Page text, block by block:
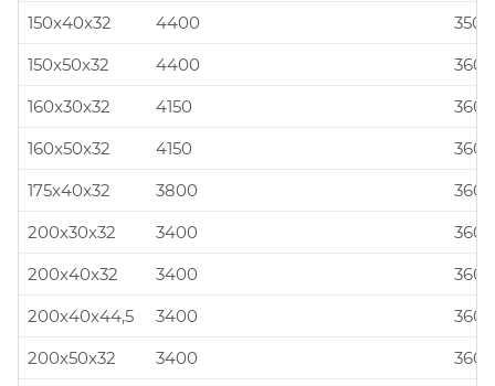
150x40x32
4400
150x50x32
4400
160x30x32
4150
160x50x32
4150
175x40x32
3800
200x30x32
3400
200x40x32
3400
200x40x44,5
3400
200x50x32
3400